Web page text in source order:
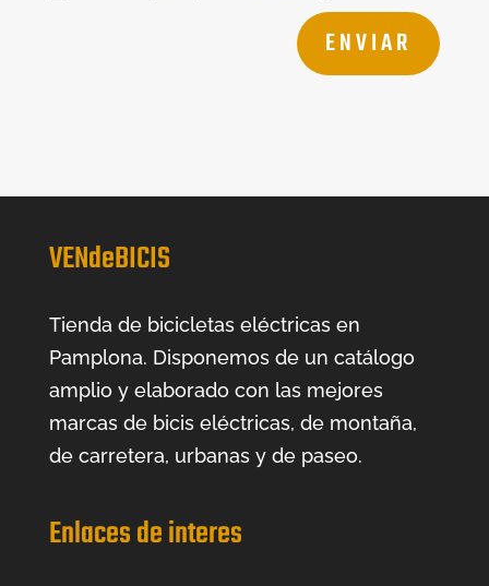
ENVIAR
VENdeBICIS
Tienda de bicicletas eléctricas en
Pamplona. Disponemos de un catálogo
amplio y elaborado con las mejores
marcas de bicis eléctricas, de montaña,
de carretera, urbanas y de paseo.
Enlaces de interes